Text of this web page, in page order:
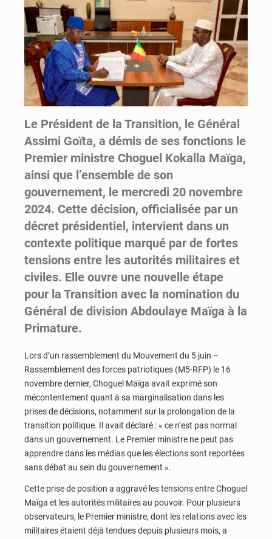
Le Président de la Transition, le Général
Assimi Goïta, a démis de ses fonctions le
Premier ministre Choguel Kokalla Maïga,
ainsi que l’ensemble de son
gouvernement, le mercredi 20 novembre
2024. Cette décision, officialisée par un
décret présidentiel, intervient dans un
contexte politique marqué par de fortes
tensions entre les autorités militaires et
civiles. Elle ouvre une nouvelle étape
pour la Transition avec la nomination du
Général de division Abdoulaye Maïga à la
Primature.
Lors d’un rassemblement du Mouvement du 5 juin –
Rassemblement des forces patriotiques (M5-RFP) le 16
novembre dernier, Choguel Maïga avait exprimé son
mécontentement quant à sa marginalisation dans les
prises de décisions, notamment sur la prolongation de la
transition politique. Il avait déclaré : « ce n’est pas normal
dans un gouvernement. Le Premier ministre ne peut pas
apprendre dans les médias que les élections sont reportées
sans débat au sein du gouvernement ».
Cette prise de position a aggravé les tensions entre Choguel
Maïga et les autorités militaires au pouvoir. Pour plusieurs
observateurs, le Premier ministre, dont les relations avec les
militaires étaient déjà tendues depuis plusieurs mois, a